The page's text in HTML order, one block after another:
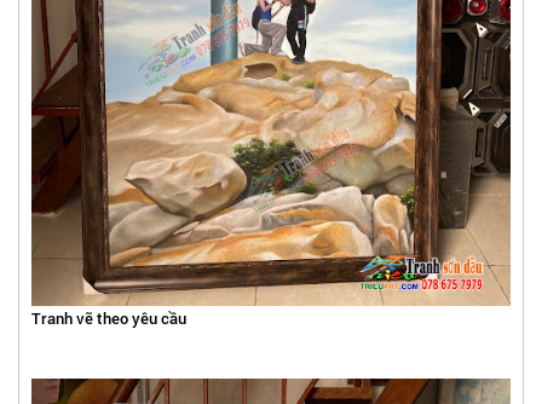
Tranh vẽ theo yêu cầu